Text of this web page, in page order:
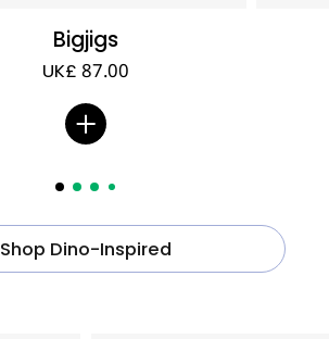
Bigjigs
UK£ 87.00
Shop Dino-Inspired